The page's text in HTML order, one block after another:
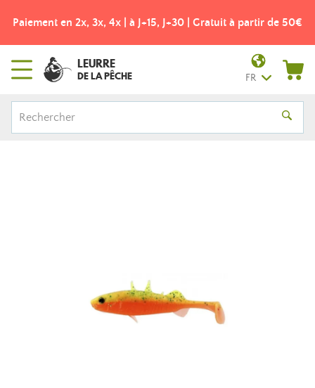
Paiement en 2x, 3x, 4x | à J+15, J+30 | Gratuit à partir de 50€
LEURRE
DE LA PÊCHE FR